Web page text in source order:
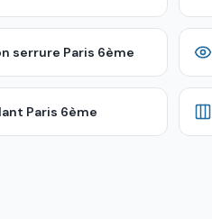
serrure Paris 6ème
Paris 6ème